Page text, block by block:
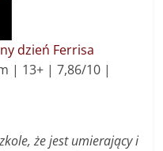
dzień Ferrisa
| 13+ |7,86/10 |
że jest umierający i